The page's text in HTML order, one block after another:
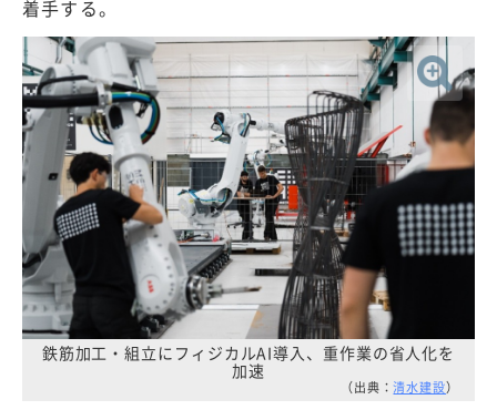
着手する。
鉄筋加工・組立にフィジカルAI導入、重作業の省人化を
加速
（出典：清水建設）